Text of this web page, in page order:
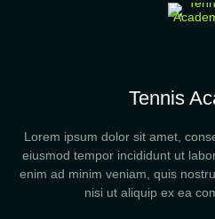
Tennis
Lorem ipsum dolor sit amet,
eiusmod tempor incididunt ut
enim ad minim veniam, quis
nisi ut aliquip ex ea